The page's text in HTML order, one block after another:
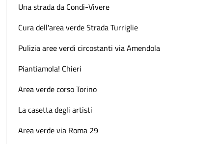
Una strada da Condi-Vivere
Cura dell'area verde Strada Turriglie
Pulizia aree verdi circostanti via Amendola
Piantiamola! Chieri
Area verde corso Torino
La casetta degli artisti
Area verde via Roma 29